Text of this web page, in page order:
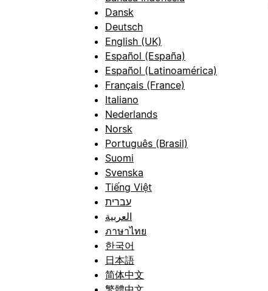
Dansk
Deutsch
English (UK)
Español (España)
Español (Latinoamérica)
Français (France)
Italiano
Nederlands
Norsk
Português (Brasil)
Suomi
Svenska
Tiếng Việt
עברית
العربية
ภาษาไทย
한국어
日本語
简体中文